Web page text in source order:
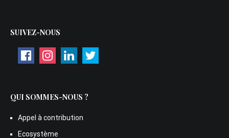
SUIVEZ-NOUS
QUI SOMMES-NOUS ?
Appel à contribution
Ecosystème